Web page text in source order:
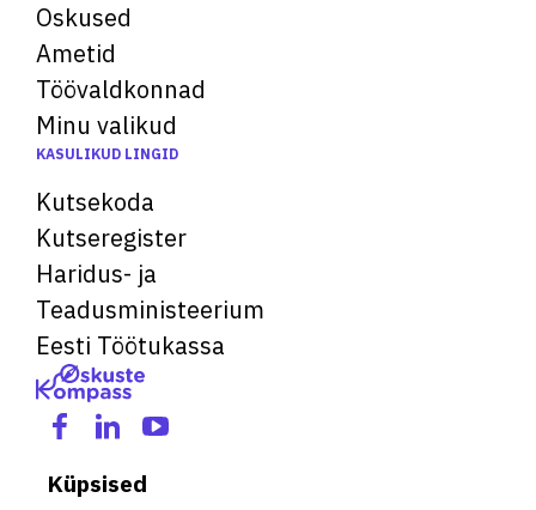
Oskused
Ametid
Töövaldkonnad
Minu valikud
KASULIKUD LINGID
Kutsekoda
Kutseregister
Haridus- ja
Teadusministeerium
Eesti Töötukassa
Küpsised